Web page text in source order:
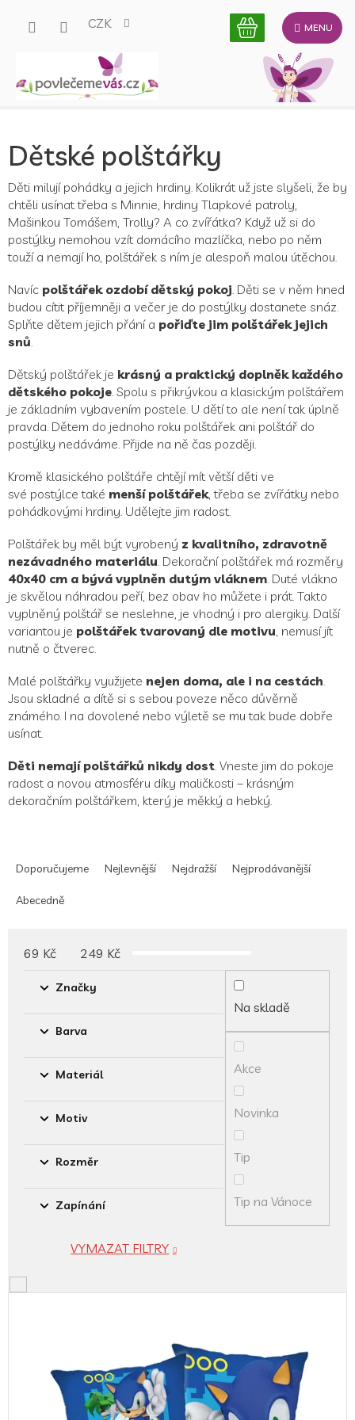
CZK
Dětské polštářky
Děti milují pohádky a jejich hrdiny. Kolikrát už jste slyšeli, že by
chtěli usínat třeba s Minnie, hrdiny Tlapkové patroly,
Mašinkou Tomášem, Trolly? A co zvířátka? Když už si do
postýlky nemohou vzít domácího mazlíčka, nebo po něm
touží a nemají ho, polštářek s ním je alespoň malou útěchou.
Navíc polštářek ozdobí dětský pokoj . Děti se v něm hned
budou cítit příjemněji a večer je do postýlky dostanete snáz.
Splňte dětem jejich přání a pořiďte jim polštářek jejich
snů
Dětský polštářek je krásný a praktický doplněk každého
dětského pokoje . Spolu s přikrývkou a klasickým polštářem
je základním vybavením postele. U dětí to ale není tak úplně
pravda. Dětem do jednoho roku polštářek ani polštář do
postýlky nedáváme. Přijde na ně čas později.
Kromě klasického polštáře chtějí mít větší děti ve
své postýlce také menší polštářek, třeba se zvířátky nebo
pohádkovými hrdiny. Udělejte jim radost.
Polštářek by měl být vyrobený z kvalitního, zdravotně
nezávadného materiálu . Dekorační polštářek má rozměry
40x40 cm a bývá vyplněn dutým vláknem . Duté vlákno
je skvělou náhradou peří, bez obav ho můžete i prát. Takto
vyplněný polštář se neslehne, je vhodný i pro alergiky. Další
variantou je polštářek tvarovaný dle motivu , nemusí jít
nutně o čtverec.
Malé polštářky využijete nejen doma, ale i na cestách
Jsou skladné a dítě si s sebou poveze něco důvěrně
známého. I na dovolené nebo výletě se mu tak bude dobře
usínat.
Děti nemají polštářků nikdy dost . Vneste jim do pokoje
radost a novou atmosféru díky maličkosti – krásným
dekoračním polštářkem, který je měkký a hebký.
aDoporučujeme Nejlevnější Nejdražší Nejprodávanější
Abecedně
69 Kč 249 Kč
Na skladě
Akce
Novinka
Tip
Tip na Vánoce
Značky
Barva
Materiál
Motiv
Rozměr
Zapínání
VYMAZAT FILTRY
V